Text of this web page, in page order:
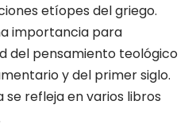
etíopes del griego.
importancia para
del pensamiento teológico
y del primer siglo.
refleja en varios libros